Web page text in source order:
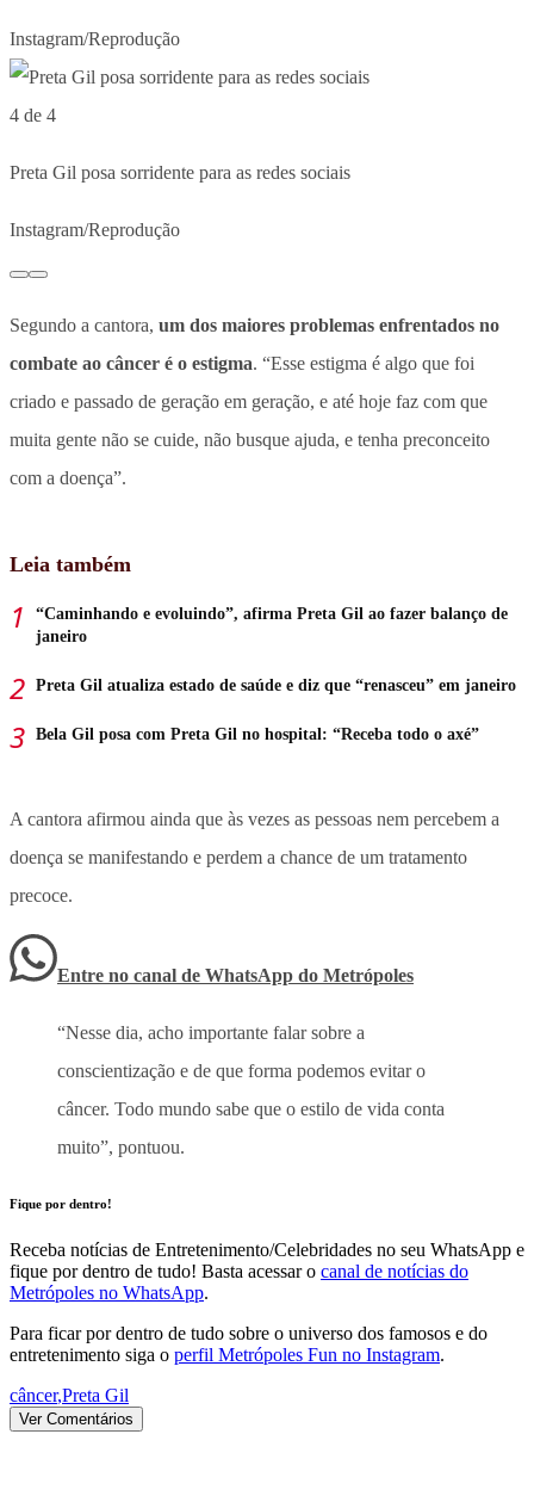
Instagram/Reprodução
4 de 4
Preta Gil posa sorridente para as redes sociais
Instagram/Reprodução
Segundo a cantora, um dos maiores problemas enfrentados no
combate ao câncer é o estigma. “Esse estigma é algo que foi
criado e passado de geração em geração, e até hoje faz com que
muita gente não se cuide, não busque ajuda, e tenha preconceito
com a doença”.
Leia também
“Caminhando e evoluindo”, afirma Preta Gil ao fazer balanço de
janeiro
Preta Gil atualiza estado de saúde e diz que “renasceu” em janeiro
Bela Gil posa com Preta Gil no hospital: “Receba todo o axé”
A cantora afirmou ainda que às vezes as pessoas nem percebem a
doença se manifestando e perdem a chance de um tratamento
precoce.
Entre no canal de WhatsApp do Metrópoles
“Nesse dia, acho importante falar sobre a
conscientização e de que forma podemos evitar o
câncer. Todo mundo sabe que o estilo de vida conta
muito”, pontuou.
Fique por dentro!
Receba notícias de Entretenimento/Celebridades no seu WhatsApp e
fique por dentro de tudo! Basta acessar o canal de notícias do
Metrópoles no WhatsApp.
Para ficar por dentro de tudo sobre o universo dos famosos e do
entretenimento siga o perfil Metrópoles Fun no Instagram.
câncer,Preta Gil
Ver Comentários